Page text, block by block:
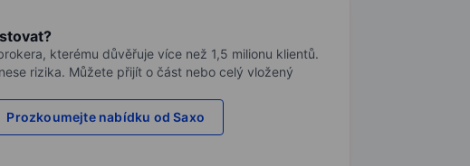
kterému důvěřuje více než 1,5 milionu klientů.
rizika. Můžete přijít o část nebo celý vložený
Prozkoumejte nabídku od Saxo